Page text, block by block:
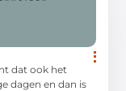
dat ook het
dagen en dan is